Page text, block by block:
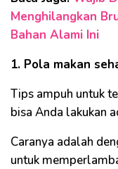
Menghilangkan
Bahan Alami Ini
1. Pola makan
Tips ampuh untuk
bisa Anda lakukan
Caranya adalah
untuk